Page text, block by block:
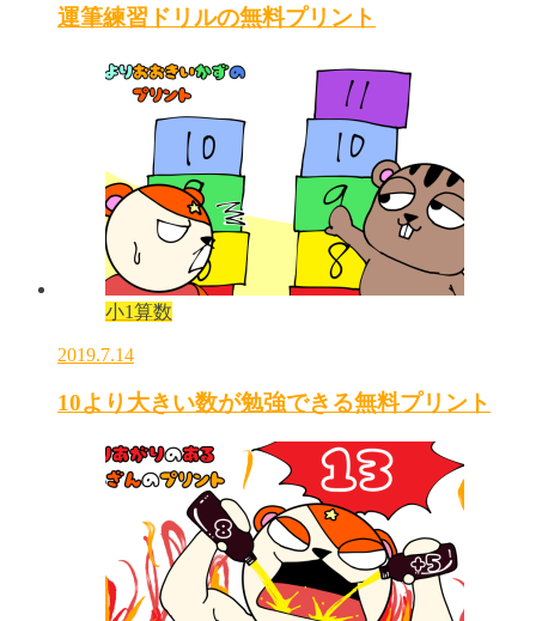
運筆練習ドリルの無料プリント
小1算数
2019.7.14
10より大きい数が勉強できる無料プリント